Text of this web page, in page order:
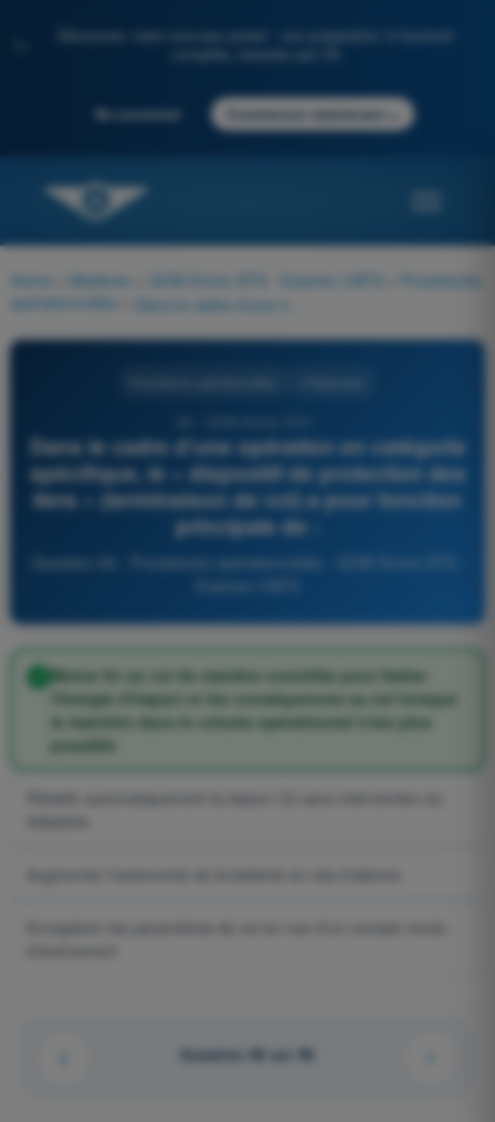
Découvrez notre nouveau portail : une préparation à l'examen
Se connecter Commencer maintenant
Home Matières QCM Drone STS - Examen CATS
Procédures
opérationnelles
Dans le cadre d'une opération en catégorie
spécifique, le « dispositif de protection des
tiers » (terminaison de vol) a pour fonction
principale de :
Mettre fin au vol de manière contrôlée pour limiter
l'énergie d'impact et les conséquences au sol lorsque
le maintien dans le volume opérationnel n'est plus
possible
Question 69 sur 96